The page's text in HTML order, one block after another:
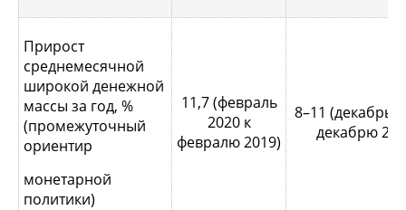
Прирост
среднемесячной
широкой денежной
массы за год, %
(промежуточный
ориентир
монетарной
политики)
11,7 (февраль
2020 к
февралю 2019)
8–11 (декабрь
декабрю